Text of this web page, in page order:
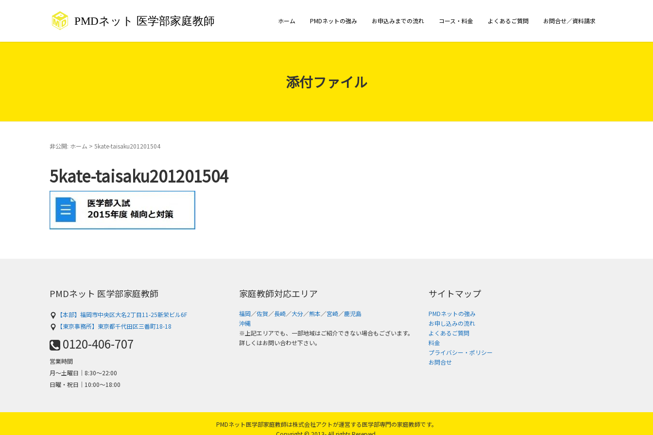
ホーム PMDネットの強み お申込みまでの流れ コース・料金 よくあるご質問 お問合せ／資料請求
添付ファイル
非公開: ホーム > 5kate-taisaku201201504
5kate-taisaku201201504
PMDネット 医学部家庭教師
【本部】福岡市中央区大名2丁目11-25新栄ビル6F
【東京事務所】東京都千代田区三番町18-18
0120-406-707
営業時間
月～土曜日│8:30〜22:00
日曜・祝日│10:00〜18:00
家庭教師対応エリア
福岡／佐賀／長崎／大分／熊本／宮崎／鹿児島
沖縄
※上記エリアでも、一部地域はご紹介できない場合もございます。
詳しくはお問い合わせ下さい。
サイトマップ
PMDネットの強み
お申し込みの流れ
よくあるご質問
料金
プライバシー・ポリシー
お問合せ
PMDネット医学部家庭教師は株式会社アクトが運営する医学部専門の家庭教師です。